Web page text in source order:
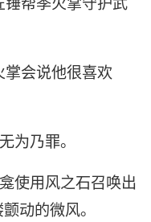
会说他很喜欢
为乃罪。
使用风之石召唤出
动的微风。